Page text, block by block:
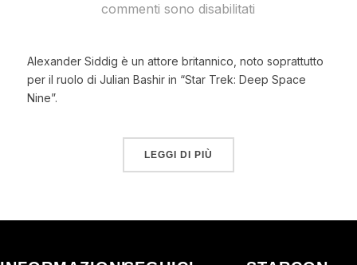
commenti sono disabilitati
Alexander Siddig è un attore britannico, noto soprattutto
per il ruolo di Julian Bashir in “Star Trek: Deep Space
Nine”.
LEGGI DI PIÙ